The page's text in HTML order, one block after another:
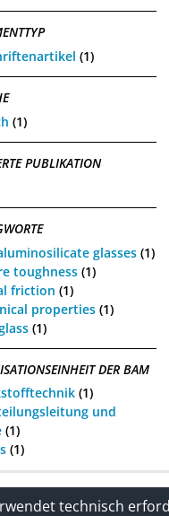
(1)
(1)
PUBLIKATION
glasses (1)
toughness (1)
friction (1)
properties (1)
(1)
DER BAM
(1)
und
(1)
(1)
Impressum /
technisch